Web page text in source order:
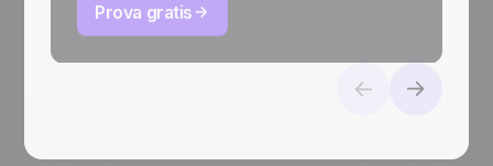
Prova gratis